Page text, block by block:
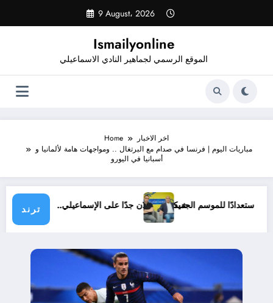
content
9 August، 2026
Ismailyonline
الموقع الرسمي لجماهير النادي الاسماعيلي
Home
اخر الاخبار
مباريات اليوم | فرنسا في صدام مع البرتغال .. ومواجهات هامة لألمانيا و
أسبانيا في اليورو
ترند
شيكابالا: زعلان جدًا على الإسماعيلي..حتى الآن استعدادًا للموسم الجديد